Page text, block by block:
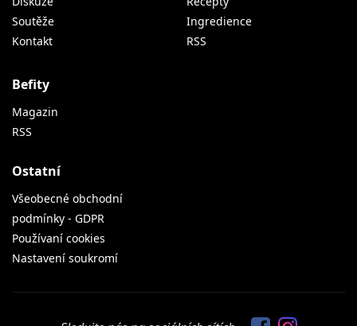
Soutěže
Kontakt
Ingredience
RSS
Befity
Magazin
RSS
Ostatní
Všeobecné obchodní
podmínky - GDPR
Používaní cookies
Nastavení soukromí